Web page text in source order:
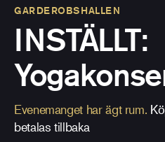
GARDEROBSHALLEN
INSTÄLLT:
Evenemanget har ägt rum.
betalas tillbaka